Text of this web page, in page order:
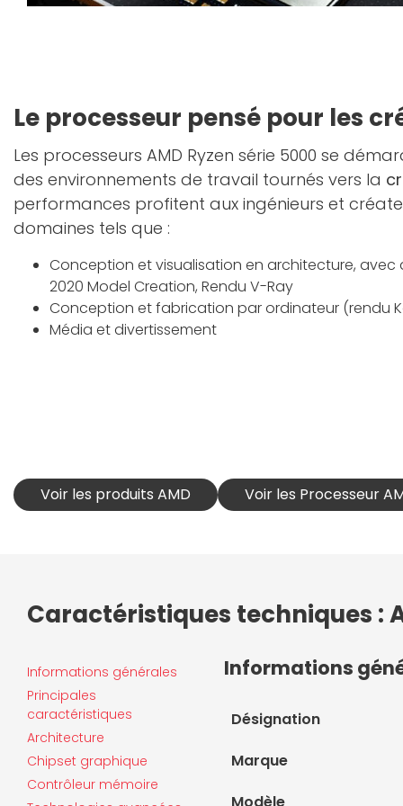
Le processeur pensé pour les
Les processeurs AMD Ryzen série 5000 se
des environnements de travail tournés vers la
performances profitent aux ingénieurs et
domaines tels que :
Conception et visualisation en architecture, avec
2020 Model Creation, Rendu V-Ray
Conception et fabrication par ordinateur (rendu
Média et divertissement
Voir les produits AMD Voir les Processeur
Caractéristiques techniques :
Informations générales
Principales
caractéristiques
Architecture
Chipset graphique
Contrôleur mémoire
Informations
Désignation
Marque
Modèle